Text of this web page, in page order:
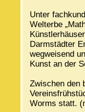
Unter
Welterbe
Darmstädter
wegweisend
Kunst an der
Zwischen den
Worms statt.